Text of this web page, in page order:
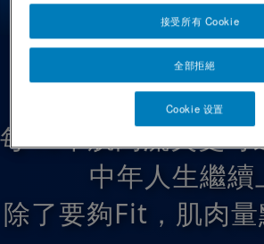
40歲起，隨時出現
題，肌肉力量會急
每10年肌肉流失更可
中年人生繼續
除了要夠Fit，肌肉量
全部拒絕
接受所有 Cookie
Cookie 设置